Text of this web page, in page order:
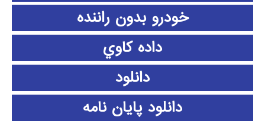
خودرو بدون راننده
داده كاوي
دانلود
دانلود پايان نامه